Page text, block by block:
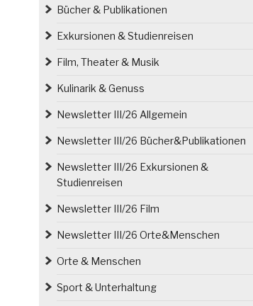
Bücher & Publikationen
Exkursionen & Studienreisen
Film, Theater & Musik
Kulinarik & Genuss
Newsletter III/26 Allgemein
Newsletter III/26 Bücher&Publikationen
Newsletter III/26 Exkursionen &
Studienreisen
Newsletter III/26 Film
Newsletter III/26 Orte&Menschen
Orte & Menschen
Sport & Unterhaltung